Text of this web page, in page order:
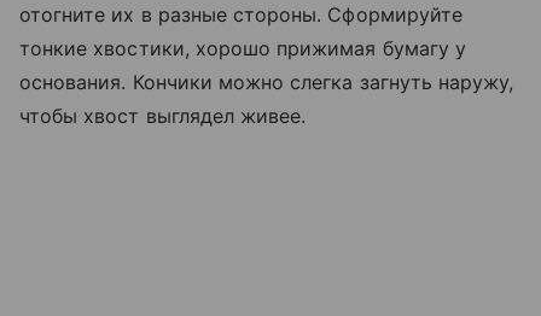
отогните их в разные стороны. Сформируйте
тонкие хвостики, хорошо прижимая бумагу у
основания. Кончики можно слегка загнуть наружу,
чтобы хвост выглядел живее.